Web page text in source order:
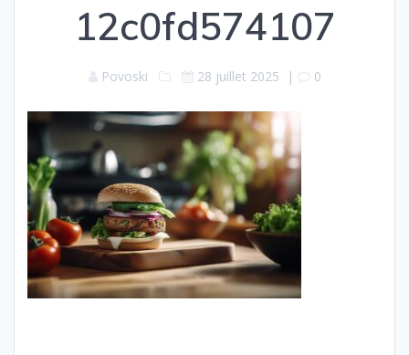
12c0fd574107
Povoski 28 juillet 2025 | 0